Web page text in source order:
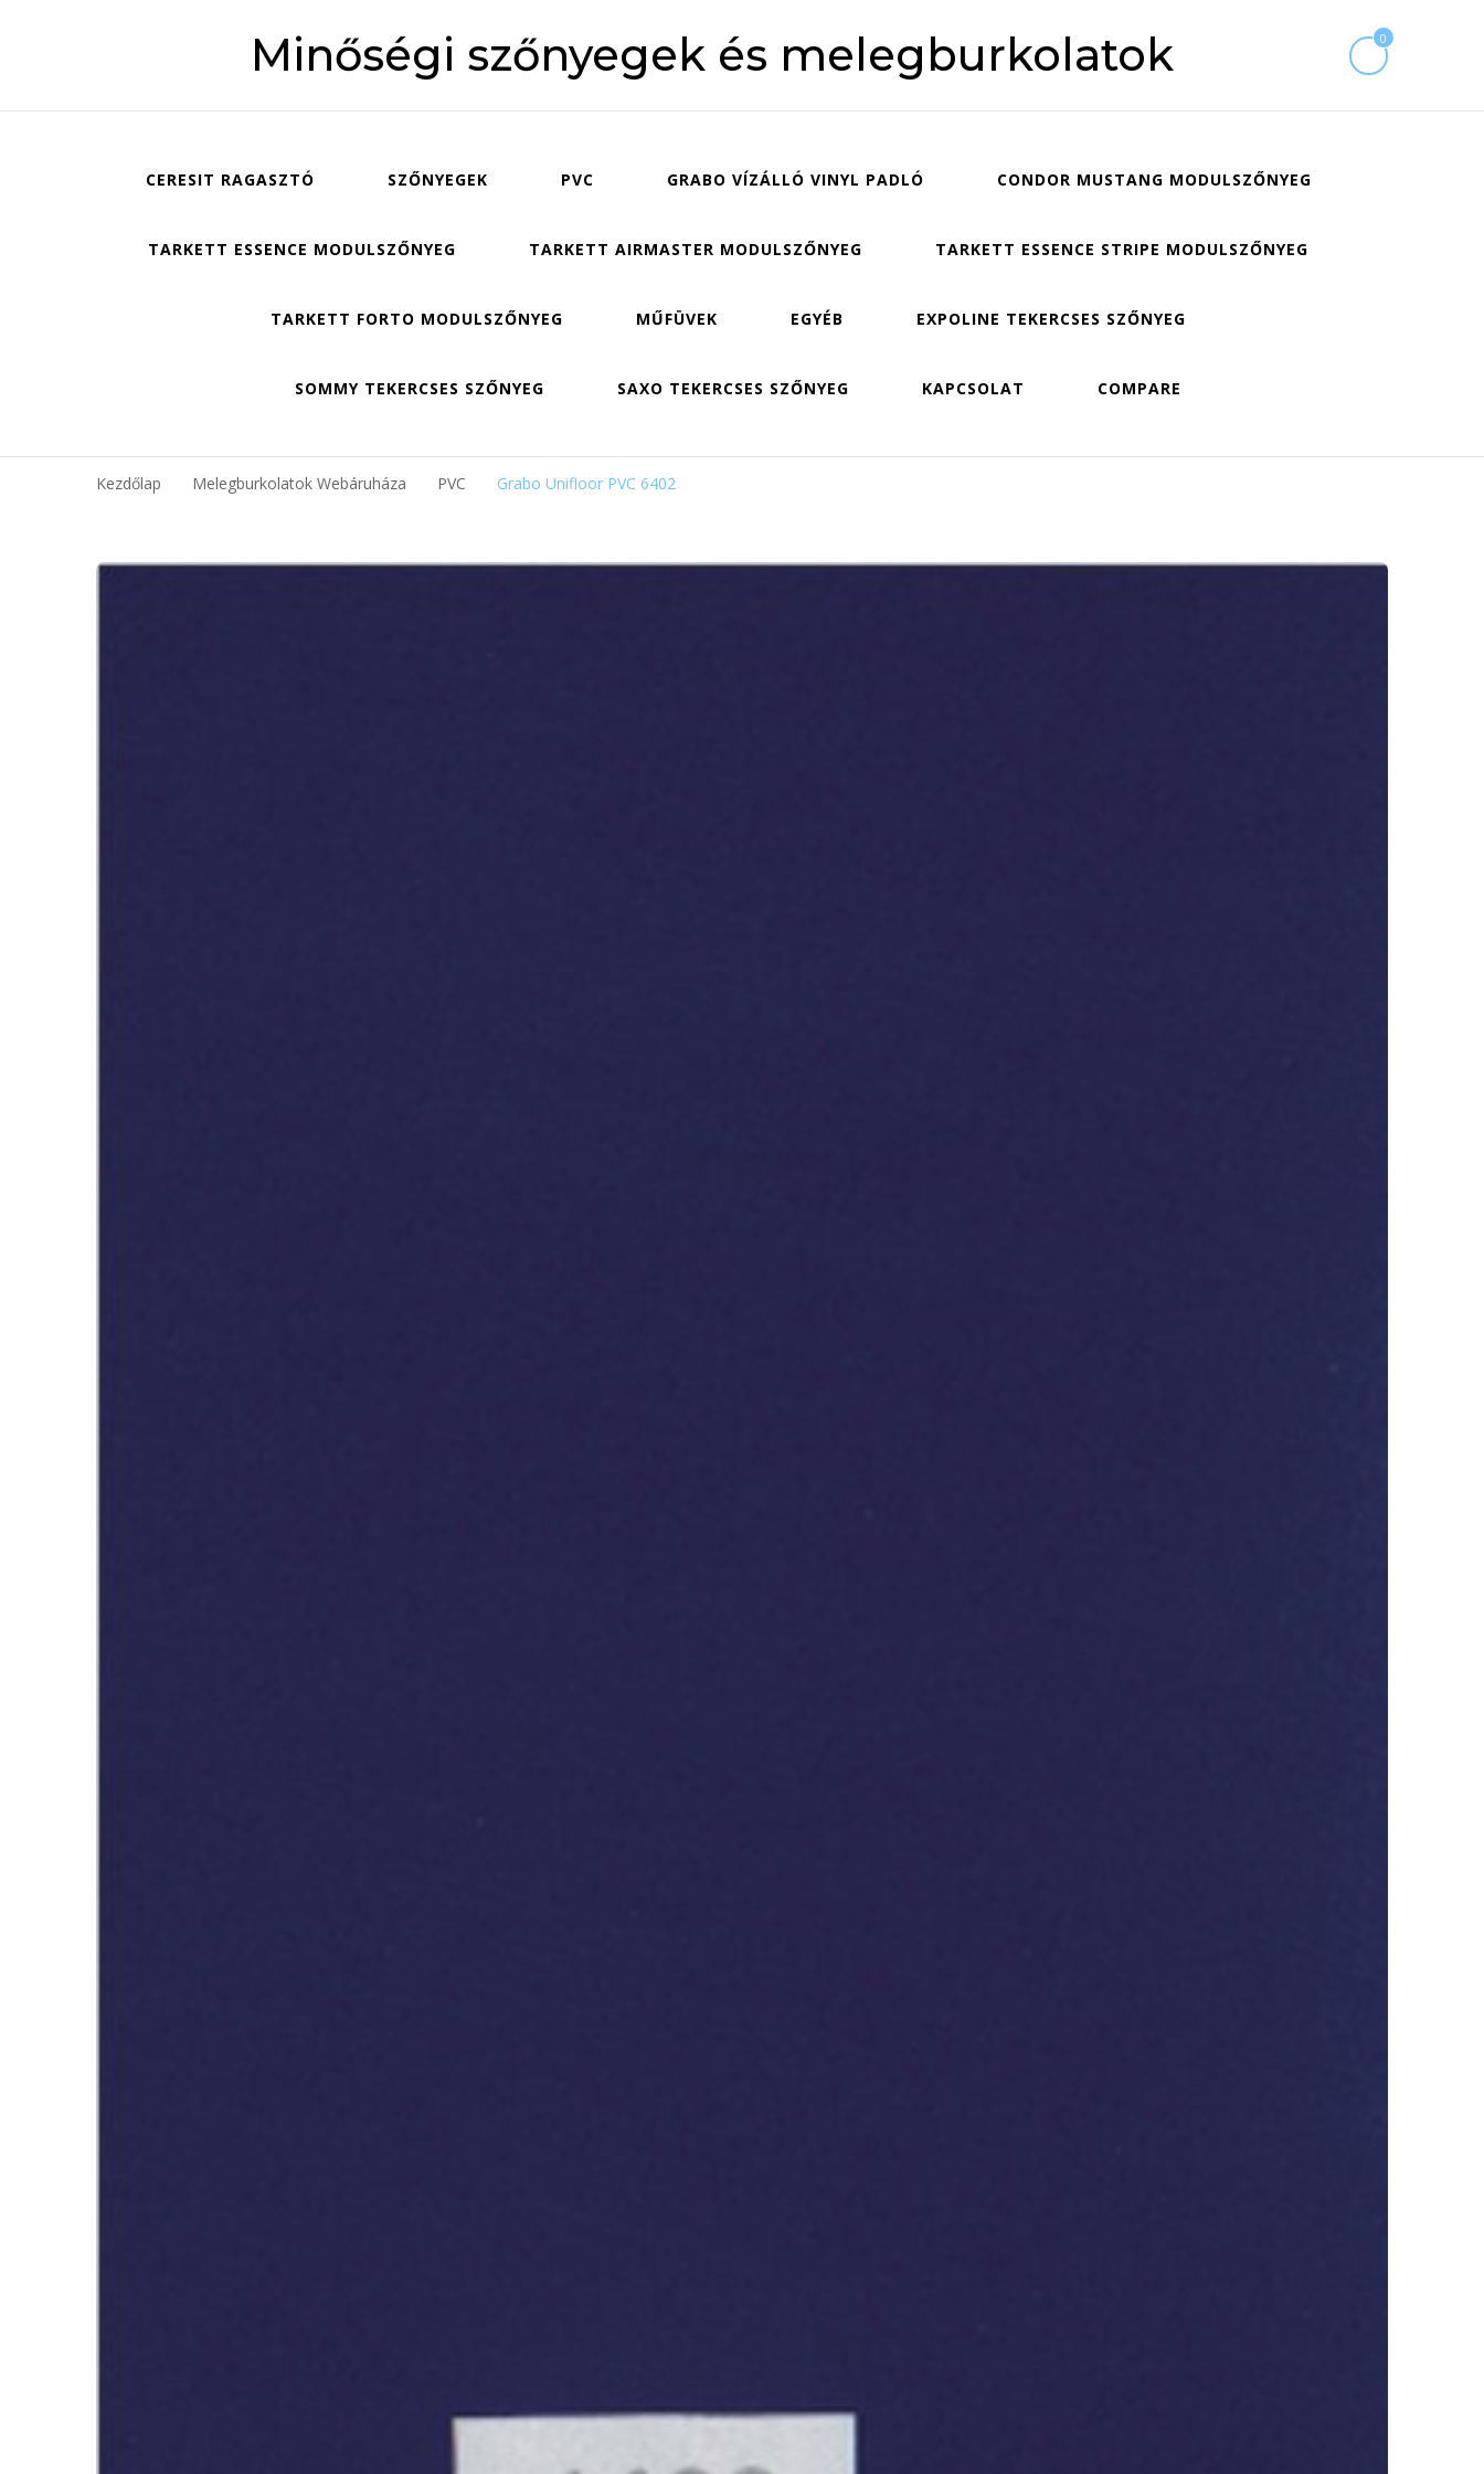
Minőségi szőnyegek és melegburkolatok 0
CERESIT RAGASZTÓ SZŐNYEGEK PVC GRABO VÍZÁLLÓ VINYL PADLÓ CONDOR MUSTANG MODULSZŐNYEG
TARKETT ESSENCE MODULSZŐNYEG TARKETT AIRMASTER MODULSZŐNYEG TARKETT ESSENCE STRIPE MODULSZŐNYEG
TARKETT FORTO MODULSZŐNYEG MŰFÜVEK EGYÉB EXPOLINE TEKERCSES SZŐNYEG
SOMMY TEKERCSES SZŐNYEG SAXO TEKERCSES SZŐNYEG KAPCSOLAT COMPARE
Kezdőlap Melegburkolatok Webáruháza PVC Grabo Unifloor PVC 6402